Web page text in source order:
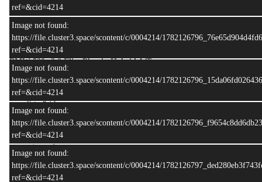
ref=&cid=4214
Image not found:
https://file.cluster3.space/scontent/c/0004214/
ref=&cid=4214
Image not found:
https://file.cluster3.space/scontent/c/0004214/
ref=&cid=4214
Image not found:
https://file.cluster3.space/scontent/c/0004214/
ref=&cid=4214
Image not found:
https://file.cluster3.space/scontent/c/0004214/
ref=&cid=4214
BMW 530e 2.0 Elite Plug in Hybrid A/T
ปี. 2019 ปีจดทะเบียน. 2021
ไมล์ : 110,xxx กม.
สี : ขาว
ป้าย :ขธ 7391 ภูเก็ต
ราคา : 799,000 บาท
ฟรีดาวน์
ผ่อนเริ่มต้น ( 84 งวด ) : 13,377 .-